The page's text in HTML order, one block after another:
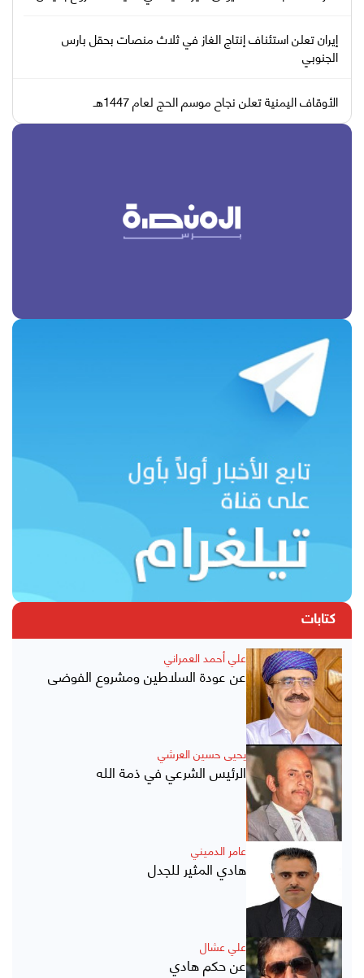
إيران تعلن استئناف إنتاج الغاز في ثلاث منصات بحقل بارس
الجنوبي
الأوقاف اليمنية تعلن نجاح موسم الحج لعام 1447هـ
كتابات
علي أحمد العمراني
عن عودة السلاطين ومشروع الفوضى
يحيى حسين العرشي
الرئيس الشرعي في ذمة الله
عامر الدميني
هادي المثير للجدل
علي عشال
عن حكم هادي